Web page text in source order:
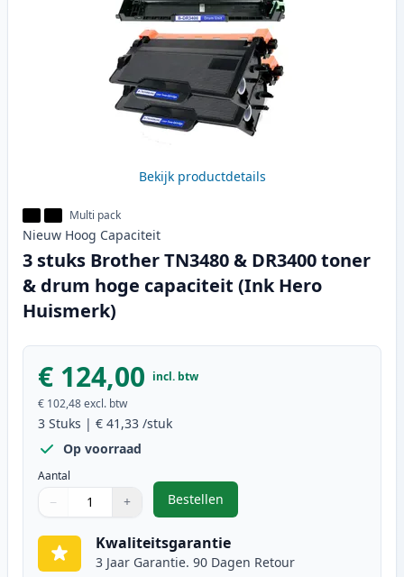
Bekijk productdetails
Multi pack
Nieuw Hoog Capaciteit
3 stuks Brother TN3480 & DR3400 toner
& drum hoge capaciteit (Ink Hero
Huismerk)
€ 124,00 incl. btw
€ 102,48excl. btw
3 Stuks | € 41,33 /stuk
Op voorraad
Aantal
Gebruik de knoppen om aan te passen
− +
1
Bestellen
,3 stuks Brother TN3480 &
Kwaliteitsgarantie
3 Jaar Garantie. 90 Dagen Retour